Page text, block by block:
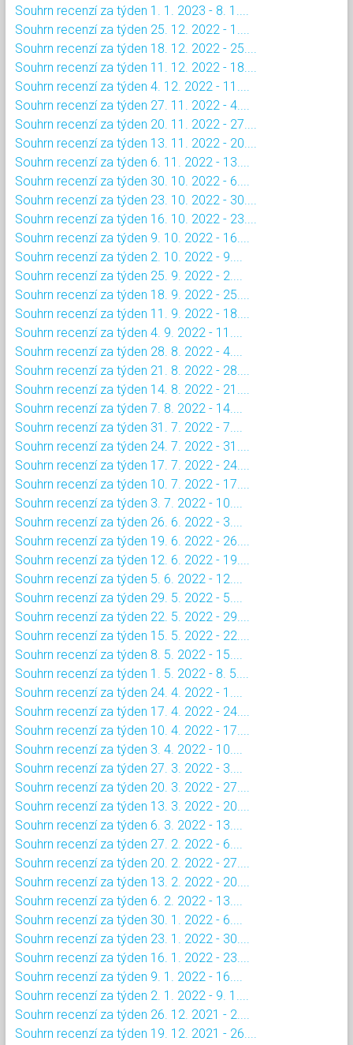
Souhrn recenzí za týden 1. 1. 2023 - 8. 1....
Souhrn recenzí za týden 25. 12. 2022 - 1....
Souhrn recenzí za týden 18. 12. 2022 - 25....
Souhrn recenzí za týden 11. 12. 2022 - 18....
Souhrn recenzí za týden 4. 12. 2022 - 11....
Souhrn recenzí za týden 27. 11. 2022 - 4....
Souhrn recenzí za týden 20. 11. 2022 - 27....
Souhrn recenzí za týden 13. 11. 2022 - 20....
Souhrn recenzí za týden 6. 11. 2022 - 13....
Souhrn recenzí za týden 30. 10. 2022 - 6....
Souhrn recenzí za týden 23. 10. 2022 - 30....
Souhrn recenzí za týden 16. 10. 2022 - 23....
Souhrn recenzí za týden 9. 10. 2022 - 16....
Souhrn recenzí za týden 2. 10. 2022 - 9....
Souhrn recenzí za týden 25. 9. 2022 - 2....
Souhrn recenzí za týden 18. 9. 2022 - 25....
Souhrn recenzí za týden 11. 9. 2022 - 18....
Souhrn recenzí za týden 4. 9. 2022 - 11....
Souhrn recenzí za týden 28. 8. 2022 - 4....
Souhrn recenzí za týden 21. 8. 2022 - 28....
Souhrn recenzí za týden 14. 8. 2022 - 21....
Souhrn recenzí za týden 7. 8. 2022 - 14....
Souhrn recenzí za týden 31. 7. 2022 - 7....
Souhrn recenzí za týden 24. 7. 2022 - 31....
Souhrn recenzí za týden 17. 7. 2022 - 24....
Souhrn recenzí za týden 10. 7. 2022 - 17....
Souhrn recenzí za týden 3. 7. 2022 - 10....
Souhrn recenzí za týden 26. 6. 2022 - 3....
Souhrn recenzí za týden 19. 6. 2022 - 26....
Souhrn recenzí za týden 12. 6. 2022 - 19....
Souhrn recenzí za týden 5. 6. 2022 - 12....
Souhrn recenzí za týden 29. 5. 2022 - 5....
Souhrn recenzí za týden 22. 5. 2022 - 29....
Souhrn recenzí za týden 15. 5. 2022 - 22....
Souhrn recenzí za týden 8. 5. 2022 - 15....
Souhrn recenzí za týden 1. 5. 2022 - 8. 5....
Souhrn recenzí za týden 24. 4. 2022 - 1....
Souhrn recenzí za týden 17. 4. 2022 - 24....
Souhrn recenzí za týden 10. 4. 2022 - 17....
Souhrn recenzí za týden 3. 4. 2022 - 10....
Souhrn recenzí za týden 27. 3. 2022 - 3....
Souhrn recenzí za týden 20. 3. 2022 - 27....
Souhrn recenzí za týden 13. 3. 2022 - 20....
Souhrn recenzí za týden 6. 3. 2022 - 13....
Souhrn recenzí za týden 27. 2. 2022 - 6....
Souhrn recenzí za týden 20. 2. 2022 - 27....
Souhrn recenzí za týden 13. 2. 2022 - 20....
Souhrn recenzí za týden 6. 2. 2022 - 13....
Souhrn recenzí za týden 30. 1. 2022 - 6....
Souhrn recenzí za týden 23. 1. 2022 - 30....
Souhrn recenzí za týden 16. 1. 2022 - 23....
Souhrn recenzí za týden 9. 1. 2022 - 16....
Souhrn recenzí za týden 2. 1. 2022 - 9. 1....
Souhrn recenzí za týden 26. 12. 2021 - 2....
Souhrn recenzí za týden 19. 12. 2021 - 26....